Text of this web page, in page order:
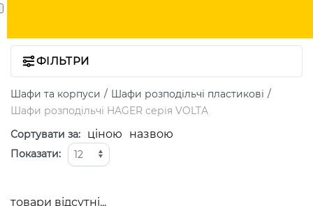
ФІЛЬТРИ
Шафи та корпуси
Шафи розподільчі пластикові
Шафи розподільчі HAGER серія VOLTA
Сортувати за: ціною назвою
Показати:
товари відсутні...